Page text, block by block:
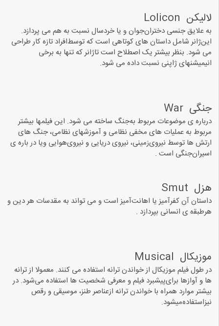
ﻻﻟﯿﮑﻦ ‏ Lolicon ‏
ﺑﻪ ﻋﻼﯾﻖ ﺟﻨﺴﯽ ﺩﺧﺘﺮﺍﻥﺟﻮﺍﻥ ﻭ ﯾﺎ ﺧﺮﺩﺳﺎﻝ ﻧﺴﺒﺖ ﺑﻪ ﻫﻢ ﻣﯽ ﭘﺮﺩﺍﺯﺩ.
ﺍﯾﻦﮊﺍﻧﺮ ﺷﺎﻣﻞ ﺩﺍﺳﺘﺎﻥ ﻫﺎﯼ ﮐﻮﺗﺎﻫﯽ ﺍﺳﺖ ﮐﻪ ﺗﻮﺳﻂﺍﻓﺮﺍﺩ ﺗﺎﺯﻩ ﮐﺎﺭ ﻃﺮﺍﺣﯽ
ﻣﯽ ﺷﻮﺩ. بنظر بیشتر یک اصطلاح است تاژانر که تنها به برخی
انیمیشنهای ژاپنی نسبت داده می شود.
ﺟﻨﮕﯽ ‏ War
درباره ی ﻣﻮﺿﻮﻋﺎﺕ ﻣﺮﺑﻮﻁ ﺑﻪﺟﻨﮓ ﺳﺎﺧﺘﻪ ﻣﯽ ﺷﻮﺩ. ﺍﯾﻦ ﻓﯿﻠﻤﻬﺎ ﺑﯿﺸﺘﺮ
ﻣﺮﺑﻮﻁ به ﻋﻤﻠﯿﺎﺕ ﻫﺎﯼ ﻣﺨﻔﯽ ﻧﻈﺎﻣﯽ ﻭ ﺁﻣﻮﺯشهای ﻧﻈﺎﻣﯽ، ﺟﻨﮓ ﻫﺎﯼ
ﺍﺭﺗﺶ ﻫﺎ ﺗﻮﺳﻂ ﻧﯿﺮﻭﯼﺯﻣﯿﻨﯽ، ﻧﯿﺮﻭﯼ ﺩﺭﯾﺎﯾﯽ ﻭ ﻧﯿﺮﻭﯼﻫﻮﺍﯾﯽ ویا در باره ی
ﺍﺳﯿﺮﺍﻥﺟﻨﮕﯽ ﺍﺳﺖ .
ﻫﺰﻝ ‏ Smut‏
ﺩﺍﺳﺘﺎﻥ ﺁﻥ ﮐﻔﺮﺁﻣﯿﺰ ﯾﺎ ﺍﻫﺎﻧﺖﺁﻣﯿﺰ ﺍﺳﺖ ﻭ ﻣﯽ ﺗﻮﺍﻧﺪ ﺑﻪ ﻣﻘﺪﺳﺎﺕ ﻫﺮ ﺩﯾﻦ ﻭ
ﻫﺮﻃﺒﻘه ی ﺍﻧﺴﺎﻧﯽ ﺑﭙﺮﺩﺍﺯﺩ .
ﻣﻮﺯﯾﮑﺎﻝ ‏ Musical
ﺩﺭ ﻃﻮﻝ ﻓﯿﻠﻢ موزیکال ﺍﺯ ﺧﻮﺍﻧﺪﻥ ﺗﺮﺍﻧﻪ ﺍﺳﺘﻔﺎﺩﻩ ﻣﯽ ﮐﻨﻨﺪ. معمولا ﺍﺯ ﺗﺮﺍﻧﻪ
ﻫﺎ ﻭ ﺁﻭﺍﺯﻫﺎ ﺑﺮﺍﯼﭘﯿﺸﺒﺮﺩ ﻓﯿﻠﻢ ﻭ ﻣﻌﺮﻓﯽ ﺷﺨﺼﯿﺖ ﻫﺎ ﺍﺳﺘﻔﺎﺩﻩ ﻣﯽﺷﻮﺩ. ﺩﺭ
ﺑﯿﺸﺘﺮ ﻣﻮﺍﺭﺩ ﻫﻤﺮﺍﻩ ﺑﺎ ﺧﻮﺍﻧﺪﻥ ﺗﺮﺍﻧﻪ ﺍﺯﻋﻨﺎﺻﺮ ﻃﻨﺰ، ﻣﻮﺳﯿﻘﯽ ﻭ ﺭﻗﺺ
ﻧﯿﺰﺍﺳﺘﻔﺎﺩﻩﻣﯿﺸﻮﺩ.